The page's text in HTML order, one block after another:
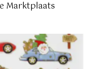
Marktplaats